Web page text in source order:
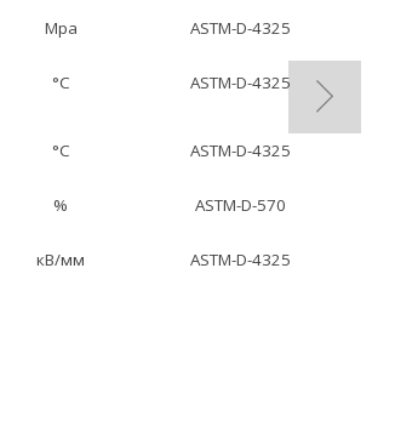
Мра
ASTM-D-4325
°C ASTM-D-4325
°C ASTM-D-4325
%
ASTM-D-570
кВ/мм ASTM-D-4325